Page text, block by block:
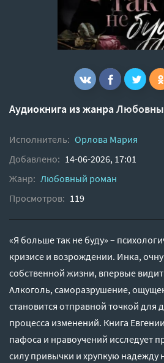
Аудиокнига из жанра
Исполнитель: Орлова Мария
Добавлено: 14-06-2026, 17:01
Жанр: Любовный роман
Просмотров: 119
«Я больше так не буду» –
кризисе и возрождении. Инка,
собственной жизни, впервые
Алкоголь, саморазрушение,
становится отправной точкой для
процесса изменений. Книга
пафоса и нравоучений исследует
силу привычки и хрупкую надежду